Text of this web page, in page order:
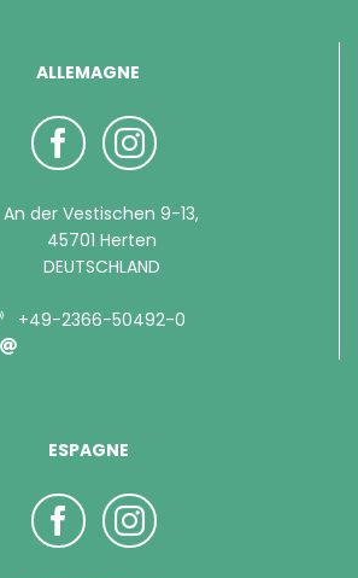
ALLEMAGNE
An der Vestischen 9-13,
45701 Herten
DEUTSCHLAND
+49-2366-50492-0
ESPAGNE